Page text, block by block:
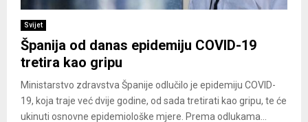
Svijet
Španija od danas epidemiju COVID-19
tretira kao gripu
Ministarstvo zdravstva Španije odlučilo je epidemiju COVID-
19, koja traje već dvije godine, od sada tretirati kao gripu, te će
ukinuti osnovne epidemiološke mjere. Prema odlukama...